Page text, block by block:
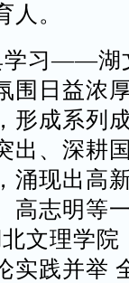
。
习——湖
围日益浓
形成系列
出、深耕
涌现出高
高志明等
文理学院
实践并举